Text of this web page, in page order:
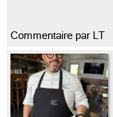
Commentaire par LT